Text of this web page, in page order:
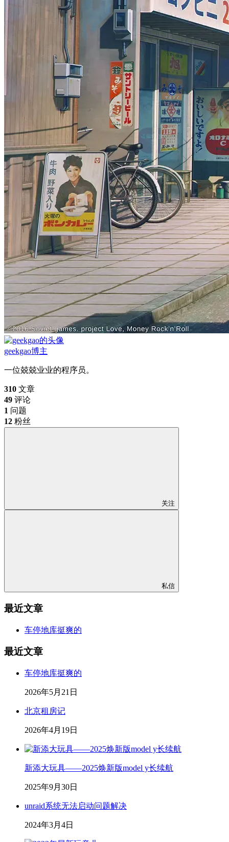
geekgao博主
一位兢兢业业的程序员。
310 文章
49 评论
1 问题
12 粉丝
关注
私信
最近文章
车停地库挺爽的
最近文章
车停地库挺爽的
2026年5月21日
北京租房记
2026年4月19日
新添大玩具——2025焕新版model y长续航
2025年9月30日
unraid系统无法启动问题解决
2024年3月4日